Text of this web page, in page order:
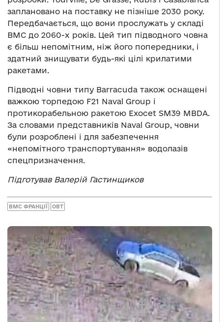
заплановано на поставку не пізніше 2030 року.
Передбачається, що вони прослужать у складі
ВМС до 2060-х років. Цей тип підводного човна
є більш непомітним, ніж його попередники, і
здатний знищувати будь-які цілі крилатими
ракетами.
Підводні човни типу Barracuda також оснащені
важкою торпедою F21 Naval Group і
протикорабельною ракетою Exocet SM39 MBDA.
За словами представників Naval Group, човни
були розроблені і для забезпечення
«непомітного транспортування» водолазів
спецпризначення.
Підготував Валерій Гастинщиков
ВМС ФРАНЦІЇ ОВТ